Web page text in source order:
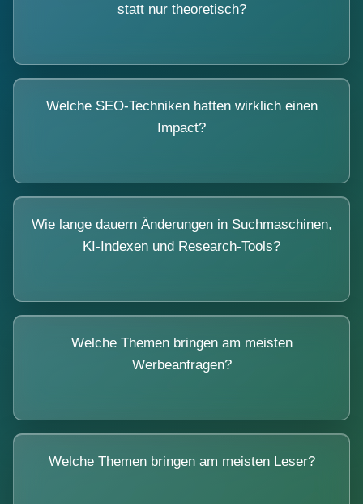
statt nur theoretisch?
Welche SEO-Techniken hatten wirklich einen
Impact?
Wie lange dauern Änderungen in Suchmaschinen,
KI-Indexen und Research-Tools?
Welche Themen bringen am meisten
Werbeanfragen?
Welche Themen bringen am meisten Leser?